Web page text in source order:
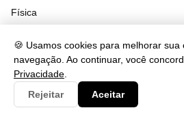
🍪 Usamos cookies para melhorar sua
navegação. Ao continuar, você
Privacidade
Rejeitar
Aceitar
Física
Geografia
Gramática
História